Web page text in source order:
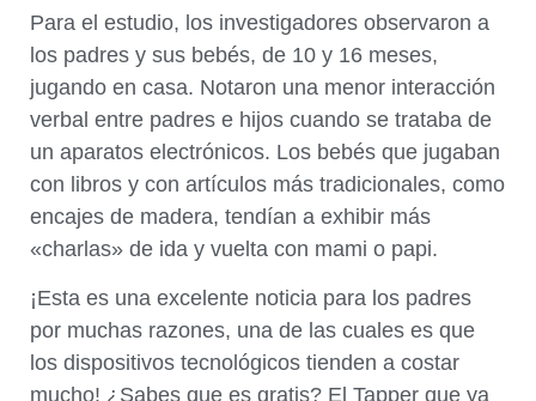
Para el estudio, los investigadores observaron a
los padres y sus bebés, de 10 y 16 meses,
jugando en casa. Notaron una menor interacción
verbal entre padres e hijos cuando se trataba de
un aparatos electrónicos. Los bebés que jugaban
con libros y con artículos más tradicionales, como
encajes de madera, tendían a exhibir más
«charlas» de ida y vuelta con mami o papi.
¡Esta es una excelente noticia para los padres
por muchas razones, una de las cuales es que
los dispositivos tecnológicos tienden a costar
mucho! ¿Sabes que es gratis? El Tapper que ya